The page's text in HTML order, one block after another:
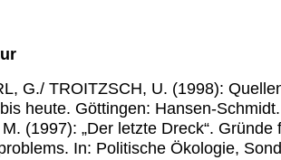
G./ TROITZSCH, U. (1998):
heute. Göttingen: Hansen-Schmidt.
(1997): „Der letzte Dreck“.
In: Politische Ökologie,